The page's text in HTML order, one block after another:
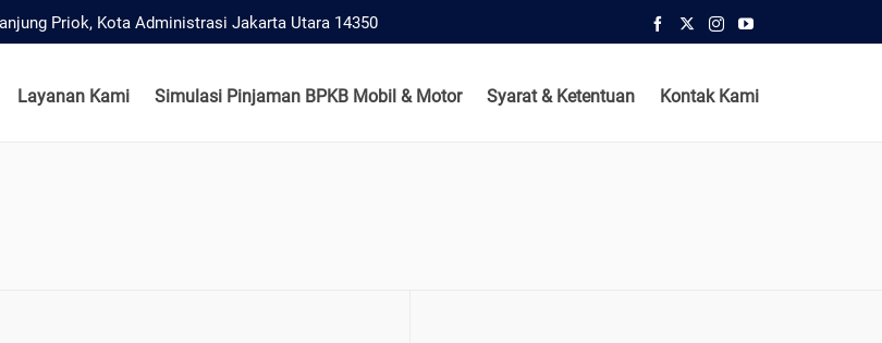
Priok, Kota Administrasi Jakarta Utara 14350
Layanan Kami Simulasi Pinjaman BPKB Mobil & Motor Syarat & Ketentuan Kontak Kami